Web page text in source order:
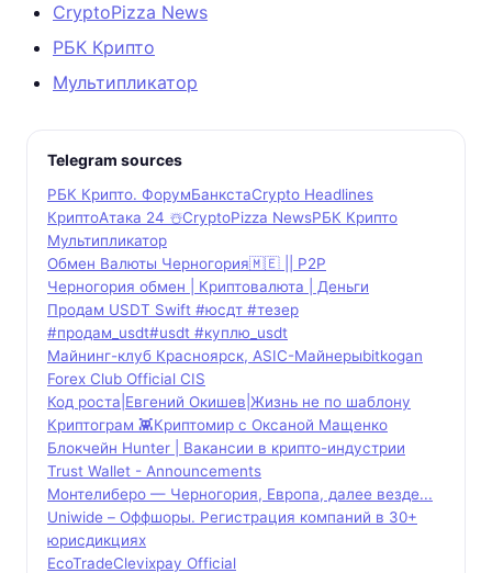
CryptoPizza News
РБК Крипто
Мультипликатор
Telegram sources
РБК Крипто. ФорумБанкстаCrypto Headlines
КриптоАтака 24 ☃️CryptoPizza NewsРБК Крипто
Мультипликатор
Обмен Валюты Черногория🇲🇪 || P2P
Черногория обмен | Криптовалюта | Деньги
Продам USDT Swift #юсдт #тезер
#продам_usdt#usdt #куплю_usdt
Майнинг-клуб Красноярск, ASIC-Майнерыbitkogan
Forex Club Official CIS
Код роста|Евгений Окишев|Жизнь не по шаблону
Криптограм 👾Криптомир с Оксаной Мащенко
Блокчейн Hunter | Вакансии в крипто-индустрии
Trust Wallet - Announcements
Монтелиберо — Черногория, Европа, далее везде...
Uniwide – Оффшоры. Регистрация компаний в 30+
юрисдикциях
EcoTradeClevixpay Official